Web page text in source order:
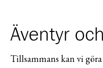
Äventyr
Tillsammans kan vi